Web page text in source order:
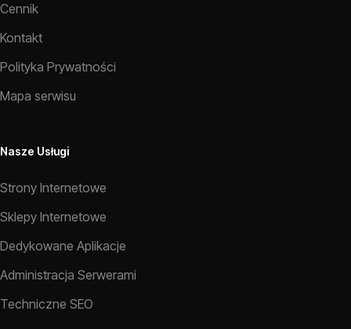
Cennik
Kontakt
Polityka Prywatności
Mapa serwisu
Nasze Usługi
Strony Internetowe
Sklepy Internetowe
Dedykowane Aplikacje
Administracja Serwerami
Techniczne SEO